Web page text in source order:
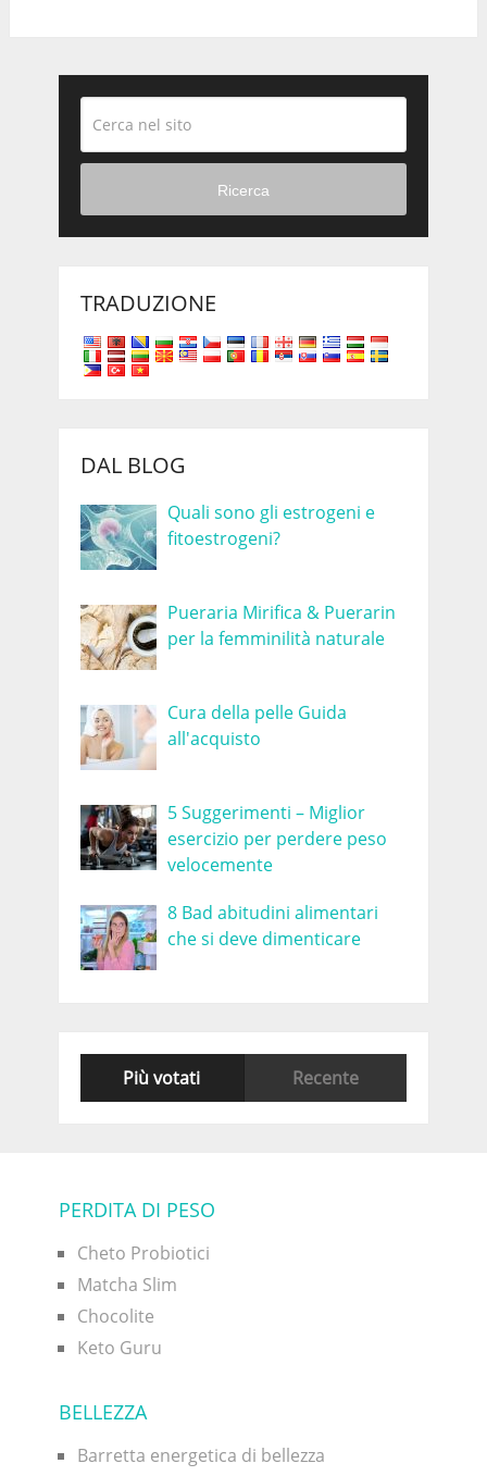
Ricerca
TRADUZIONE
DAL BLOG
Quali sono gli estrogeni e
fitoestrogeni?
Pueraria Mirifica & Puerarin
per la femminilità naturale
Cura della pelle Guida
all'acquisto
5 Suggerimenti – Miglior
esercizio per perdere peso
velocemente
8 Bad abitudini alimentari
che si deve dimenticare
Più votati Recente
PERDITA DI PESO
Cheto Probiotici
Matcha Slim
Chocolite
Keto Guru
BELLEZZA
Barretta energetica di bellezza